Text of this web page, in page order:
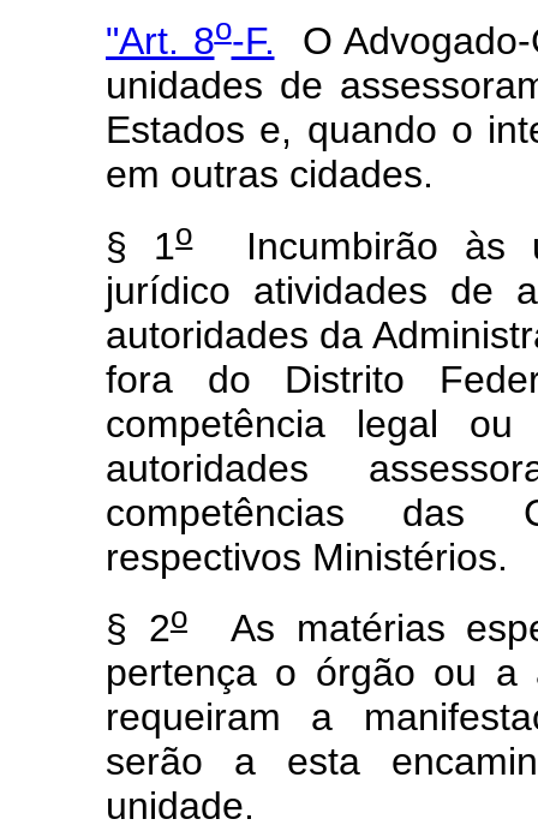
"Art. 8o-F. O
unidades de
Estados e, quando o
em outras cidades.
§ 1oIncumbirão às
jurídico atividades de
autoridades da
fora do Distrito
competência legal
autoridades
competências das
respectivos Ministérios.
§ 2oAs matérias
pertença o órgão ou a
requeiram a
serão a esta
unidade.